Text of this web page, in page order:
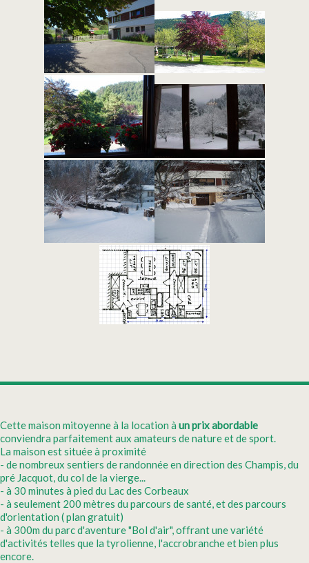
Cette maison mitoyenne à la location à un prix abordable
conviendra parfaitement aux amateurs de nature et de sport.
La maison est située à proximité
- de nombreux sentiers de randonnée en direction des Champis, du
pré Jacquot, du col de la vierge...
- à 30 minutes à pied du Lac des Corbeaux
- à seulement 200 mètres du parcours de santé, et des parcours
d'orientation ( plan gratuit)
- à 300m du parc d'aventure "Bol d'air", offrant une variété
d'activités telles que la tyrolienne, l'accrobranche et bien plus
encore.